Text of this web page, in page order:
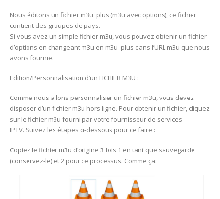
Nous éditons un fichier m3u_plus (m3u avec options), ce fichier
contient des groupes de pays.
Si vous avez un simple fichier m3u, vous pouvez obtenir un fichier
d’options en changeant m3u en m3u_plus dans l’URL m3u que nous
avons fournie.
Édition/Personnalisation d’un FICHIER M3U :
Comme nous allons personnaliser un fichier m3u, vous devez
disposer d’un fichier m3u hors ligne. Pour obtenir un fichier, cliquez
sur le fichier m3u fourni par votre fournisseur de services
IPTV. Suivez les étapes ci-dessous pour ce faire :
Copiez le fichier m3u d’origine 3 fois 1 en tant que sauvegarde
(conservez-le) et 2 pour ce processus. Comme ça: